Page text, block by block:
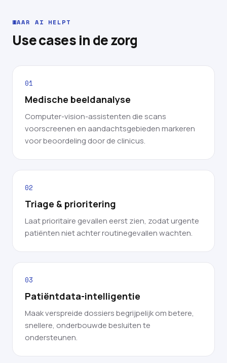
WAAR AI HELPT
Use cases in de zorg
01
Medische beeldanalyse
Computer-vision-assistenten die scans
voorscreenen en aandachtsgebieden markeren
voor beoordeling door de clinicus.
02
Triage & prioritering
Laat prioritaire gevallen eerst zien, zodat urgente
patiënten niet achter routinegevallen wachten.
03
Patiëntdata-intelligentie
Maak verspreide dossiers begrijpelijk om betere,
snellere, onderbouwde besluiten te
ondersteunen.